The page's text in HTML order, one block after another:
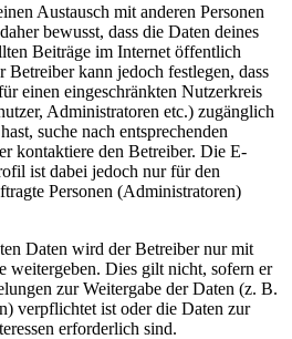
Austausch mit anderen Personen
bewusst, dass die Daten deines
Beiträge im Internet öffentlich
kann jedoch festlegen, dass
einen eingeschränkten Nutzerkreis
Administratoren etc.) zugänglich
suche nach entsprechenden
kontaktiere den Betreiber. Die E-
ist dabei jedoch nur für den
Personen (Administratoren)
Daten wird der Betreiber nur mit
weitergeben. Dies gilt nicht, sofern er
zur Weitergabe der Daten (z. B.
verpflichtet ist oder die Daten zur
erforderlich sind.